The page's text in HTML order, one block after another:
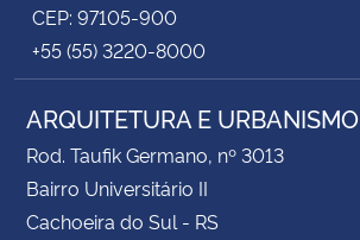
CEP: 97105-900
+55 (55) 3220-8000
ARQUITETURA E URBANISMO
Rod. Taufik Germano, nº 3013
Bairro Universitário II
Cachoeira do Sul - RS